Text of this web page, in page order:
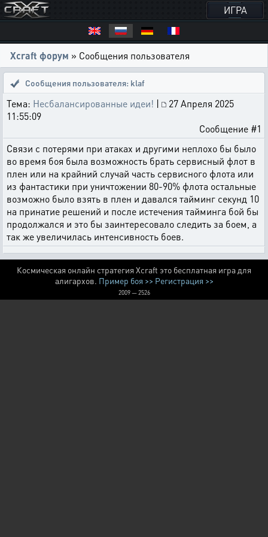
ИГРА
Xcraft форум » Сообщения пользователя
Сообщения пользователя: klaf
Тема: Несбалансированные идеи! |
27 Апреля 2025
11:55:09
Сообщение #1
Связи с потерями при атаках и другими неплохо бы было
во время боя была возможность брать сервисный флот в
плен или на крайний случай часть сервисного флота или
из фантастики при уничтожении 80-90% флота остальные
возможно было взять в плен и давался тайминг секунд 10
на принатие решений и после истечения тайминга бой бы
продолжался и это бы заинтересовало следить за боем, а
так же увеличилась интенсивность боев.
Космическая онлайн стратегия Xcraft это бесплатная игра для
алигархов. Пример боя >> Регистрация >>
2009 — 2526